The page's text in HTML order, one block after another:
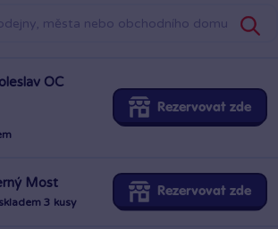
OC
Rezervovat zde
Most
skladem 3 kusy
Rezervovat zde